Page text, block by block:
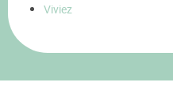
Viviez